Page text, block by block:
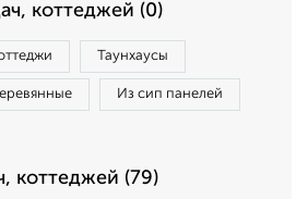
коттеджей (0)
Таунхаусы
Из сип панелей
коттеджей (79)